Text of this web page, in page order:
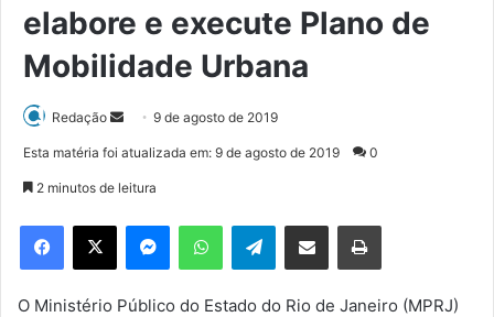
elabore e execute Plano de
Mobilidade Urbana
Redação
d
e
m
e
9 de agosto de 2019
Esta matéria foi atualizada em: 9 de agosto de 2019 0
2 minutos de leitura
Telegram
O Ministério Público do Estado do Rio de Janeiro (MPRJ)